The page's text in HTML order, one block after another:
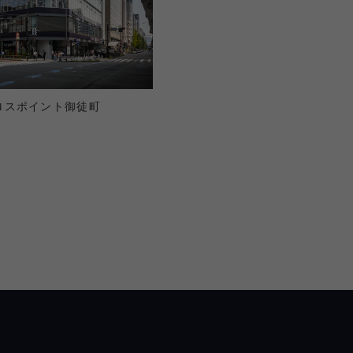
スポイント御徒町